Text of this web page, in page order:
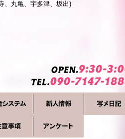
、丸亀、宇多津、坂出)